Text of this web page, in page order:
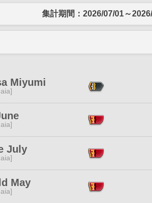
集計期間：2026/07/01～
Miyumi
July
May